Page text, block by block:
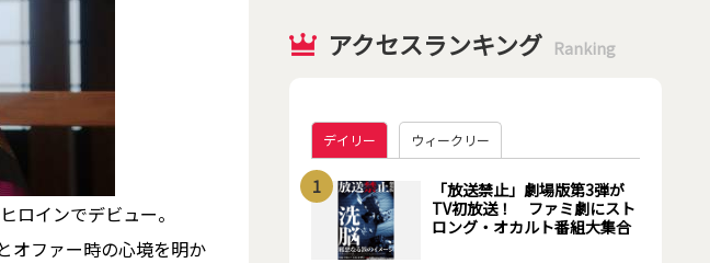
インでデビュー。
オファー時の心境を明か
アクセスランキング Ranking
デイリー ウィークリー
1
「放送禁止」劇場版第3弾が
TV初放送！ ファミ劇にスト
ロング・オカルト番組大集合